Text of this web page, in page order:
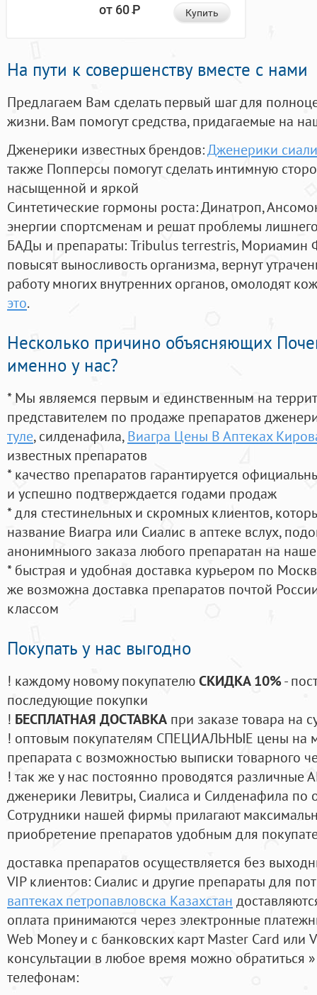
от 60Р Купить
На пути к совершенству вместе с нами
Предлагаем Вам сделать первый шаг для
жизни. Вам помогут средства, придагаемые на
Дженерики известных брендов:Дженерики
также Попперсы помогут сделать интимную
насыщенной и яркой
Синтетические гормоны роста: Динатроп,
энергии спортсменам и решат проблемы
БАДы и препараты:Tribulus terrestris, Мориамин
повысят выносливость организма, вернут
работу многих внутренних органов, омолодят
это.
Несколько причино объясняющих
именно у нас?
* Мы являемся первым и единственным на
представителем по продаже препаратов
туле, силденафила, Виагра Цены В Аптеках
известных препаратов
* качество препаратов гарантируется
и успешно подтверждается годами продаж
* для стестинельных и скромных клиентов,
название Виагра или Сиалис в аптеке вслух,
анонимныого заказа любого препаратан на
* быстрая и удобная доставка курьером по
же возможна доставка препаратов почтой
классом
Покупать у нас выгодно
! каждому новому покупателюСКИДКА 10%-
последующие покупки
! БЕСПЛАТНАЯ ДОСТАВКА при заказе товара на
! оптовым покупателям СПЕЦИАЛЬНЫЕ цены на
препарата с возможностью выписки товарного
! так же у нас постоянно проводятся
дженерики Левитры, Сиалиса и Силденафила по
Cотрудники нашей фирмы прилагают
приобретение препаратов удобным для
доставка препаратов осуществляется без
VIP клиентов: Сиалис и другие препараты для
ваптеках петропавловска Казахстан
оплата принимаются через электронные
Web Money и с банковских карт Master Card или
консультации в любое время можно обратиться
телефонам: